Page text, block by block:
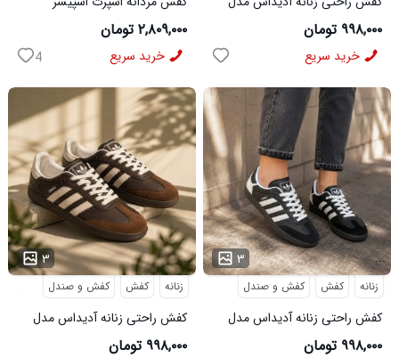
50728
۲,۸۰۹,۰۰۰ تومان
خرید سریع 4
سامبا سفید
۹۹۸,۰۰۰ تومان
خرید سریع
۳ ...
زنانه کفش کفش و صندل
کفش راحتی زنانه آدیداس مدل
سامبا قهوه ای
۹۹۸,۰۰۰ تومان
۳ ...
زنانه کفش کفش و صندل
کفش راحتی زنانه آدیداس مدل
سامبا مشکی
۹۹۸,۰۰۰ تومان